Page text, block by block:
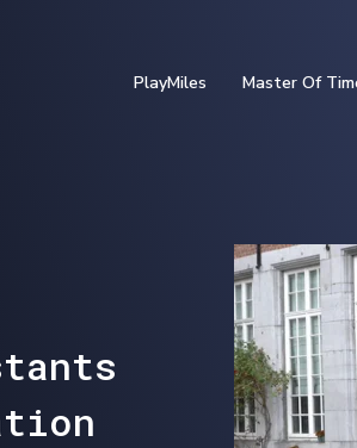
PlayMiles Master Of